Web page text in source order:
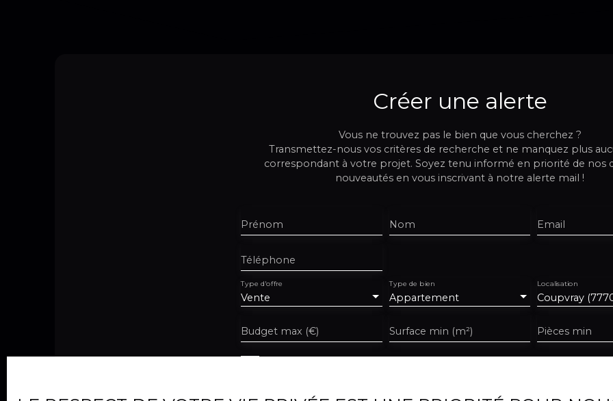
Créer une alerte
Vous ne trouvez pas le bien que vous cherchez ?
Transmettez-nous vos critères de recherche et ne manquez plus
correspondant à votre projet. Soyez tenu informé en priorité de nos
nouveautés en vous inscrivant à notre alerte mail !
Prénom Nom Email
Téléphone
Vente
Type d'offre
Appartement
Type de bien
Coupvray
Localisation
Budget max (€) Surface min (m²) Pièces min